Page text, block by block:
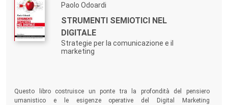
Paolo Odoardi
STRUMENTI SEMIOTICI NEL
DIGITALE
Strategie per la comunicazione e il
marketing
Questo libro costruisce un ponte tra la profondità del pensiero
umanistico e le esigenze operative del Digital Marketing